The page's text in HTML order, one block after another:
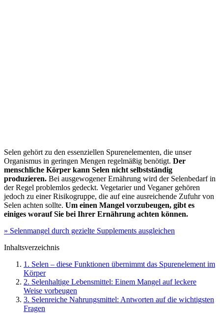
Selen gehört zu den essenziellen Spurenelementen, die unser
Organismus in geringen Mengen regelmäßig benötigt. Der
menschliche Körper kann Selen nicht selbstständig
produzieren. Bei ausgewogener Ernährung wird der Selenbedarf in
der Regel problemlos gedeckt. Vegetarier und Veganer gehören
jedoch zu einer Risikogruppe, die auf eine ausreichende Zufuhr von
Selen achten sollte. Um einen Mangel vorzubeugen, gibt es
einiges worauf Sie bei Ihrer Ernährung achten können.
» Selenmangel durch gezielte Supplements ausgleichen
Inhaltsverzeichnis
1. Selen – diese Funktionen übernimmt das Spurenelement im
Körper
2. Selenhaltige Lebensmittel: Einem Mangel auf leckere
Weise vorbeugen
3. Selenreiche Nahrungsmittel: Antworten auf die wichtigsten
Fragen